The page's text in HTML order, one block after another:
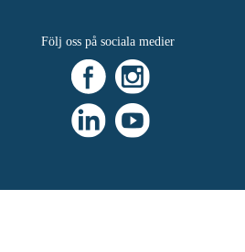
Följ oss på sociala medier